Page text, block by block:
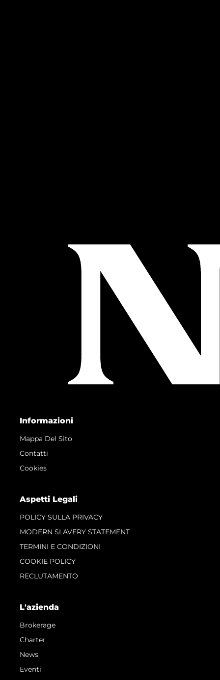
Informazioni
Mappa Del Sito
Contatti
Cookies
Aspetti Legali
POLICY SULLA PRIVACY
MODERN SLAVERY STATEMENT
TERMINI E CONDIZIONI
COOKIE POLICY
RECLUTAMENTO
L'azienda
Brokerage
Charter
News
Eventi